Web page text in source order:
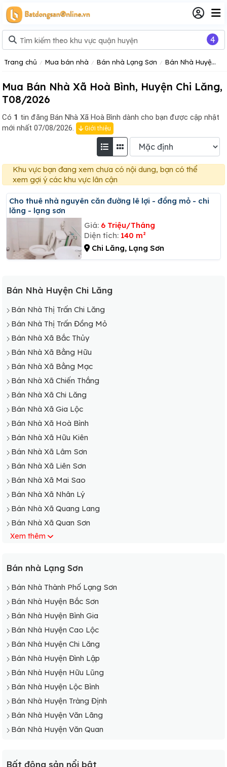
Trang chủ Mua bán nhà Bán nhà Lạng Sơn Bán Nhà Huyện Chi Lăng
Mua Bán Nhà Xã Hoà Bình, Huyện Chi Lăng,
T08/2026
Có 1 tin đăng Bán Nhà Xã Hoà Bình dành cho bạn được cập nhật
mới nhất 07/08/2026.
Giới thiệu
Khu vực bạn đang xem chưa có nội dung, bạn có thể
xem gợi ý các khu vực lân cận
Cho thuê nhà nguyên căn đường lê lợi - đồng mỏ - chi
lăng - lạng sơn
Giá: 6 Triệu/Tháng
Diện tích: 140 m²
Chi Lăng, Lạng Sơn
Bán Nhà Huyện Chi Lăng
Bán Nhà Thị Trấn Chi Lăng
Bán Nhà Thị Trấn Đồng Mỏ
Bán Nhà Xã Bắc Thủy
Bán Nhà Xã Bằng Hữu
Bán Nhà Xã Bằng Mạc
Bán Nhà Xã Chiến Thắng
Bán Nhà Xã Chi Lăng
Bán Nhà Xã Gia Lộc
Bán Nhà Xã Hoà Bình
Bán Nhà Xã Hữu Kiên
Bán Nhà Xã Lâm Sơn
Bán Nhà Xã Liên Sơn
Bán Nhà Xã Mai Sao
Bán Nhà Xã Nhân Lý
Bán Nhà Xã Quang Lang
Bán Nhà Xã Quan Sơn
Bán Nhà Xã Thượng Cường
Bán Nhà Xã Vạn Linh
Xem thêm
Bán nhà Lạng Sơn
Bán Nhà Thành Phố Lạng Sơn
Bán Nhà Huyện Bắc Sơn
Bán Nhà Huyện Bình Gia
Bán Nhà Huyện Cao Lộc
Bán Nhà Huyện Chi Lăng
Bán Nhà Huyện Đình Lập
Bán Nhà Huyện Hữu Lũng
Bán Nhà Huyện Lộc Bình
Bán Nhà Huyện Tràng Định
Bán Nhà Huyện Văn Lãng
Bán Nhà Huyện Văn Quan
Bất động sản nổi bật
4